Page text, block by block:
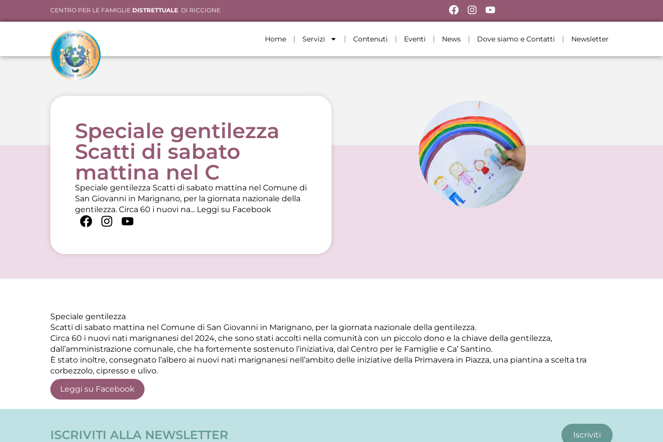
CENTRO PER LE FAMIGLIE DISTRETTUALE DI RICCIONE
Home Servizi Contenuti Eventi News Dove siamo e Contatti Newsletter
Speciale gentilezza
Scatti di sabato
mattina nel C
Speciale gentilezza Scatti di sabato mattina nel Comune di
San Giovanni in Marignano, per la giornata nazionale della
gentilezza. Circa 60 i nuovi na... Leggi su Facebook
Speciale gentilezza
Scatti di sabato mattina nel Comune di San Giovanni in Marignano, per la giornata nazionale della gentilezza.
Circa 60 i nuovi nati marignanesi del 2024, che sono stati accolti nella comunità con un piccolo dono e la chiave della gentilezza,
dall’amministrazione comunale, che ha fortemente sostenuto l’iniziativa, dal Centro per le Famiglie e Ca’ Santino.
È stato inoltre, consegnato l’albero ai nuovi nati marignanesi nell’ambito delle iniziative della Primavera in Piazza, una piantina a scelta tra
corbezzolo, cipresso e ulivo.
Leggi su Facebook
ISCRIVITI ALLA NEWSLETTER Iscriviti